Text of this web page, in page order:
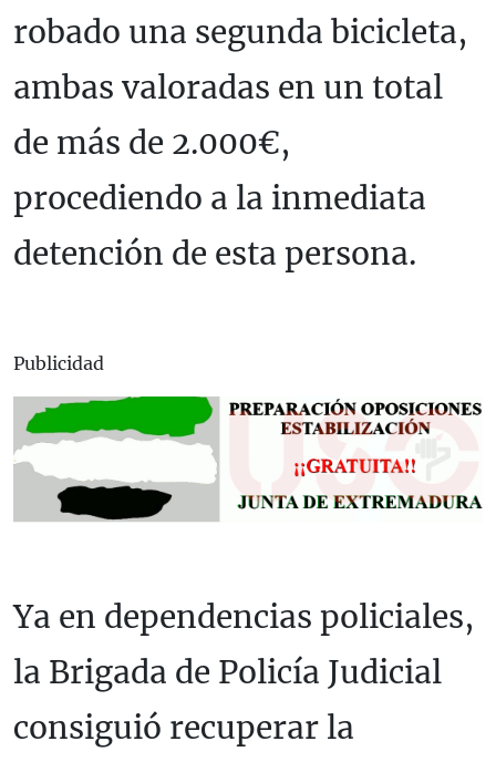
robado una segunda bicicleta,
ambas valoradas en un total
de más de 2.000€,
procediendo a la inmediata
detención de esta persona.
Publicidad
Ya en dependencias policiales,
la Brigada de Policía Judicial
consiguió recuperar la